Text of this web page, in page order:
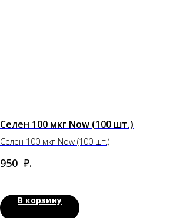
Селен 100 мкг Now (100 шт.)
Селен 100 мкг Now (100 шт.)
950 ₽.
В корзину